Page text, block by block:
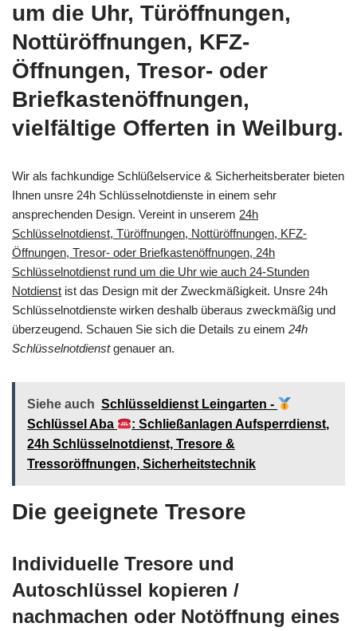
um die Uhr, Türöffnungen,
Nottüröffnungen, KFZ-
Öffnungen, Tresor- oder
Briefkastenöffnungen,
vielfältige Offerten in Weilburg.
Wir als fachkundige Schlüßelservice & Sicherheitsberater bieten
Ihnen unsre 24h Schlüsselnotdienste in einem sehr
ansprechenden Design. Vereint in unserem 24h
Schlüsselnotdienst, Türöffnungen, Nottüröffnungen, KFZ-
Öffnungen, Tresor- oder Briefkastenöffnungen, 24h
Schlüsselnotdienst rund um die Uhr wie auch 24-Stunden
Notdienst ist das Design mit der Zweckmäßigkeit. Unsre 24h
Schlüsselnotdienste wirken deshalb überaus zweckmäßig und
überzeugend. Schauen Sie sich die Details zu einem 24h
Schlüsselnotdienstgenauer an.
Siehe auch Schlüsseldienst Leingarten -
Schlüssel Aba
: Schließanlagen Aufsperrdienst,
24h Schlüsselnotdienst, Tresore &
Tressoröffnungen, Sicherheitstechnik
Die geeignete Tresore
Individuelle Tresore und
Autoschlüssel kopieren /
nachmachen oder Notöffnung eines